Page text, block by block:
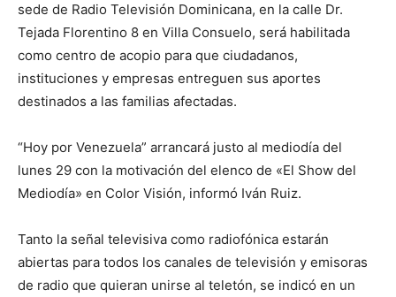
sede de Radio Televisión Dominicana, en la calle Dr.
Tejada Florentino 8 en Villa Consuelo, será habilitada
como centro de acopio para que ciudadanos,
instituciones y empresas entreguen sus aportes
destinados a las familias afectadas.
“Hoy por Venezuela” arrancará justo al mediodía del
lunes 29 con la motivación del elenco de «El Show del
Mediodía» en Color Visión, informó Iván Ruiz.
Tanto la señal televisiva como radiofónica estarán
abiertas para todos los canales de televisión y emisoras
de radio que quieran unirse al teletón, se indicó en un